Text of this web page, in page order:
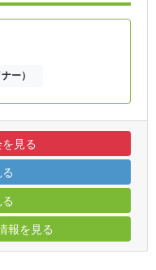
ー）
見る
報を見る